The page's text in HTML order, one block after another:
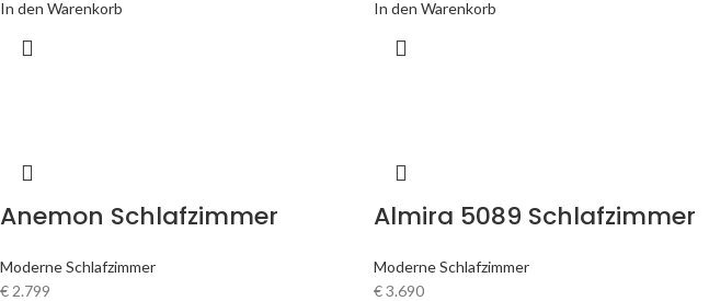
In den Warenkorb In den Warenkorb
Anemon Schlafzimmer
Moderne Schlafzimmer
€ 2.799
Almira 5089 Schlafzimmer
Moderne Schlafzimmer
€3.690